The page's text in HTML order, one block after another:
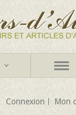
Connexion Mon